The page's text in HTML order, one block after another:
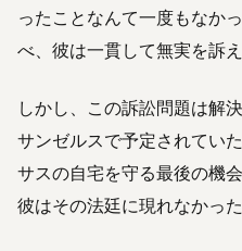
ったことなんて一度もなか
べ、彼は一貫して無実を訴え
しかし、この訴訟問題は解
サンゼルスで予定されてい
サスの自宅を守る最後の機
彼はその法廷に現れなかった